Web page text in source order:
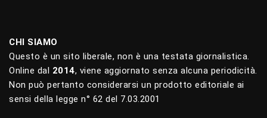
CHI SIAMO
Questo è un sito liberale, non è una testata giornalistica.
Online dal 2014, viene aggiornato senza alcuna periodicità.
Non può pertanto considerarsi un prodotto editoriale ai
sensi della legge n° 62 del 7.03.2001